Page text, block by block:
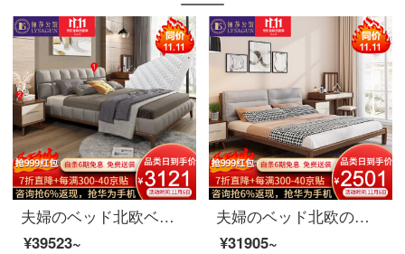
夫婦のベッド北欧ベッドの実木ダブルベッド1.8メートルシンプルベッドルームの布芸ベッドの家具ベッド+マットレス+マットレス*1 1800*2000
¥39523~
夫婦のベッド北欧のベッドの実木のベッドのダブルベッドの1.8メートルの簡単な寝室の布芸のベッドの結婚式の家具のベッドの1800*2000
¥31905~